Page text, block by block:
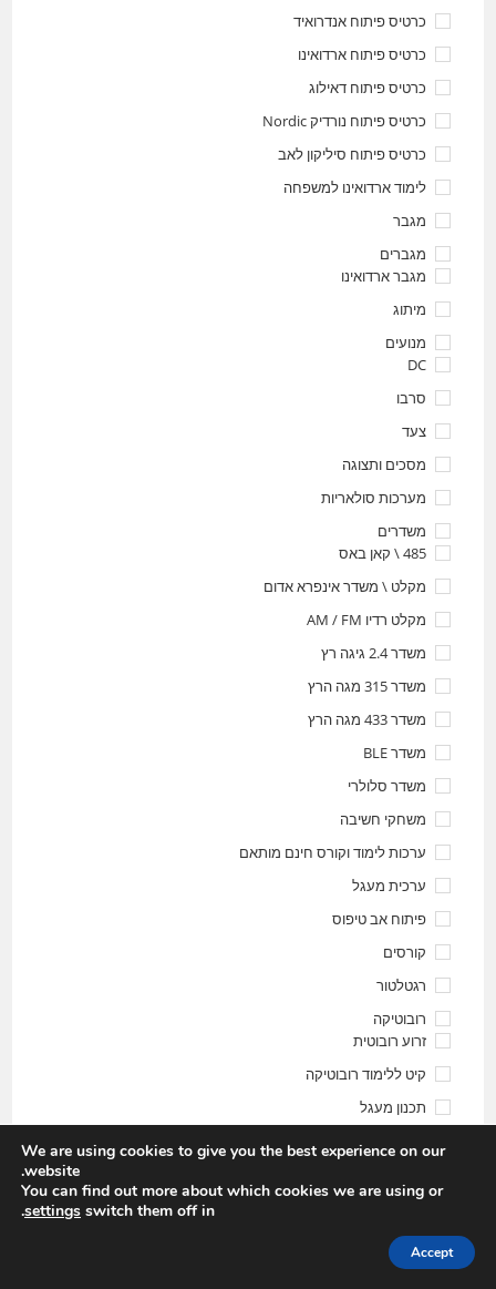
כרטיס פיתוח אנדרואיד
כרטיס פיתוח ארדואינו
כרטיס פיתוח דאילוג
כרטיס פיתוח נורדיק Nordic
כרטיס פיתוח סיליקון לאב
לימוד ארדואינו למשפחה
מגבר
מגברים
מגבר ארדואינו
מיתוג
מנועים
DC
סרבו
צעד
מסכים ותצוגה
מערכות סולאריות
משדרים
485 \ קאן באס
מקלט \ משדר אינפרא אדום
מקלט רדיו AM / FM
משדר 2.4 גיגה רץ
משדר 315 מגה הרץ
משדר 433 מגה הרץ
משדר BLE
משדר סלולרי
משחקי חשיבה
ערכות לימוד וקורס חינם מותאם
ערכית מעגל
פיתוח אב טיפוס
קורסים
רגטלטור
רובוטיקה
זרוע רובוטית
קיט ללימוד רובוטיקה
תכנון מעגל
יסודות
הבינה
We are using cookies to give you the best experience on our
website.
You can find out more about which cookies we are using or
switch them off in
settings
.
Accept